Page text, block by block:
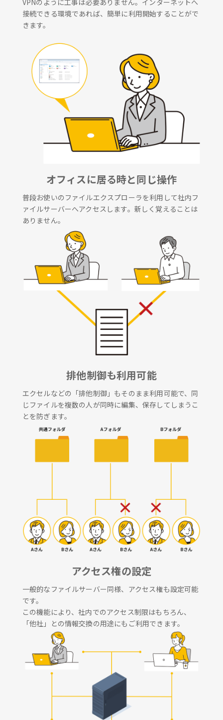
接続できる環境であれば、簡単に利用開始することがで
きます。
オフィスに居る時と同じ操作
普段お使いのファイルエクスプローラを利用して社内フ
ァイルサーバーへアクセスします。新しく覚えることは
ありません。
排他制御も利用可能
エクセルなどの「排他制御」もそのまま利用可能で、同
じファイルを複数の人が同時に編集、保存してしまうこ
とを防ぎます。
アクセス権の設定
一般的なファイルサーバー同様、アクセス権も設定可能
です。
この機能により、社内でのアクセス制限はもちろん、
「他社」との情報交換の用途にもご利用できます。